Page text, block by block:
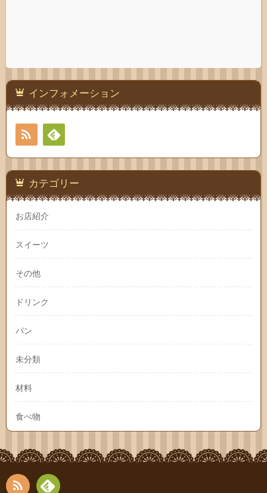
インフォメーション
Feedly
カテゴリー
お店紹介
スイーツ
その他
ドリンク
パン
未分類
材料
食べ物